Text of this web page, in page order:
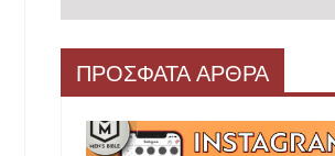
ΠΡΟΣΦΑΤΑ ΑΡΘΡΑ